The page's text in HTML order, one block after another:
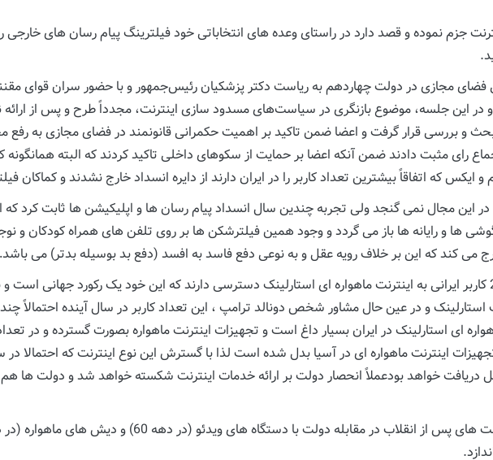
جزم نموده و قصد دارد در راستای وعده های انتخاباتی خود فیلترینگ پیام رسان های خارجی
مجازی در دولت چهاردهم به ریاست دکتر پزشکیان رئیس‌جمهور و با حضور سران قوای
این جلسه، موضوع بازنگری در سیاست‌های مسدود سازی اینترنت، مجدداً طرح و پس از ارائه
بحث و بررسی قرار گرفت و اعضا ضمن تاکید بر اهمیت حکمرانی قانونمند در فضای مجازی به
رای مثبت دادند ضمن آنکه اعضا بر حمایت از سکوهای داخلی تاکید کردند که البته
که اتفاقاً بیشترین تعداد کاربر را در ایران دارند از دایره انسداد خارج نشدند و کماکان
این مجال نمی گنجد ولی تجربه چندین سال انسداد پیام رسان ها و اپلیکیشن ها ثابت کرد که
ها و رایانه ها باز می گردد و وجود همین فیلترشکن ها بر روی تلفن های همراه کودکان و
می کند که این بر خلاف رویه عقل و به نوعی دفع فاسد به افسد (دفع بد بوسیله بدتر) می
از سوی دیگر بررسی ها نشان می دهد که حداقل حدود 22000 کاربر ایرانی به اینترنت ماهواره ای استارلینک دسترسی دارند که این خود یک
و در عین حال مشاور شخص دونالد ترامپ ، این تعداد کاربر در سال آینده احتمالاً
ای استارلینک در ایران بسیار داغ است و تجهیزات اینترنت ماهواره بصورت گسترده و در
اینترنت ماهواره ای در آسیا بدل شده است لذا با گسترش این نوع اینترنت که احتمالا در
بوسیله تلفن های همراه و ماژول های نسل 3 تا 5 قابل دریافت خواهد بودعملاً انحصار دولت بر ارائه خدمات اینترنت شکسته خواهد